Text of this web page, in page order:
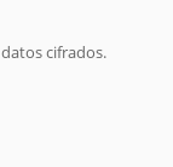
cifrados.